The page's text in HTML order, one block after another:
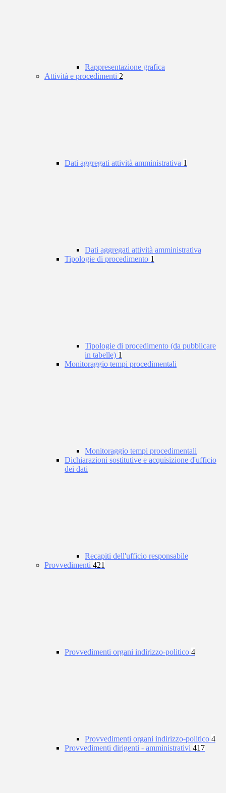
Rappresentazione grafica
Attività e procedimenti 2
Dati aggregati attività amministrativa 1
Dati aggregati attività amministrativa
Tipologie di procedimento 1
Tipologie di procedimento (da pubblicare
in tabelle) 1
Monitoraggio tempi procedimentali
Monitoraggio tempi procedimentali
Dichiarazioni sostitutive e acquisizione d'ufficio
dei dati
Recapiti dell'ufficio responsabile
Provvedimenti 421
Provvedimenti organi indirizzo-politico 4
Provvedimenti organi indirizzo-politico 4
Provvedimenti dirigenti - amministrativi 417